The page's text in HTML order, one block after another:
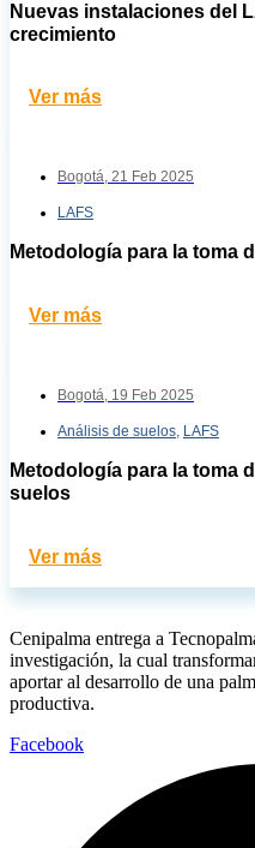
Nuevas instalaciones del
crecimiento
Ver más
Bogotá, 21 Feb 2025
LAFS
Metodología para la toma
Ver más
Bogotá, 19 Feb 2025
Análisis de suelos, LAFS
Metodología para la toma
suelos
Ver más
Cenipalma entrega a
investigación, la cual
aportar al desarrollo de una
productiva.
Facebook